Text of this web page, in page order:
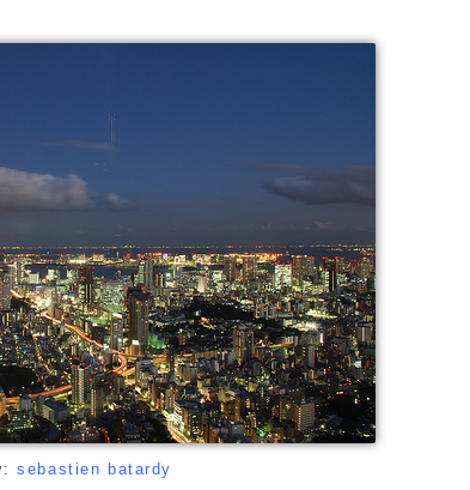
sebastien batardy